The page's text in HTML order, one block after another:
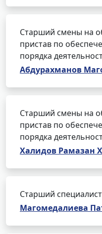
Старший смены на
пристав по
порядка
Абдурахманов
Старший смены на
пристав по
порядка
Халидов Рамазан
Старший
Магомедалиева